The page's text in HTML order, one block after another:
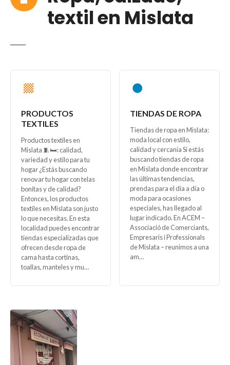
textil en Mislata
PRODUCTOS
TEXTILES
Productos textiles en
Mislata 🧵🛏️: calidad,
variedad y estilo para tu
hogar ¿Estás buscando
renovar tu hogar con telas
bonitas y de calidad?
Entonces, los productos
textiles en Mislata son justo
lo que necesitas. En esta
localidad puedes encontrar
tiendas especializadas que
ofrecen desde ropa de
cama hasta cortinas,
toallas, manteles y mu…
TIENDAS DE ROPA
Tiendas de ropa en Mislata:
moda local con estilo,
calidad y cercanía Si estás
buscando tiendas de ropa
en Mislata donde encontrar
las últimas tendencias,
prendas para el día a día o
moda para ocasiones
especiales, has llegado al
lugar indicado. En ACEM –
Associació de Comerciants,
Empresaris i Professionals
de Mislata – reunimos a una
am…